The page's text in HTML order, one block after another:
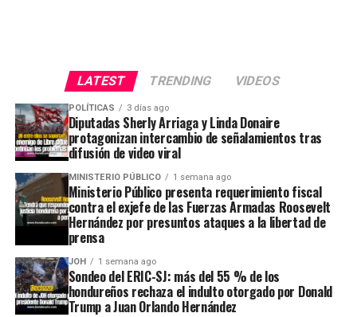
LATEST TRENDING VIDEOS
POLÍTICAS 3 días ago
Diputadas Sherly Arriaga y Linda Donaire
protagonizan intercambio de señalamientos tras
difusión de video viral
MINISTERIO PÚBLICO 1 semana ago
Ministerio Público presenta requerimiento fiscal
contra el exjefe de las Fuerzas Armadas Roosevelt
Hernández por presuntos ataques a la libertad de
prensa
JOH 1 semana ago
Sondeo del ERIC-SJ: más del 55 % de los
hondureños rechaza el indulto otorgado por Donald
Trump a Juan Orlando Hernández